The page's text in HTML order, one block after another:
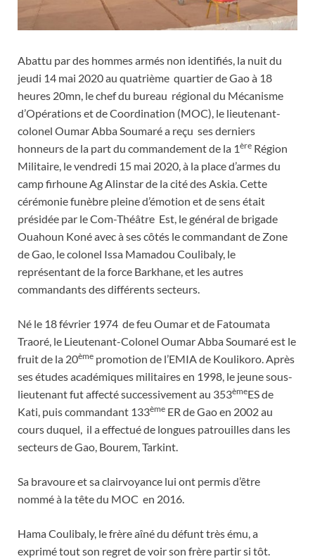
Abattu par des hommes armés non identifiés, la nuit du
jeudi 14 mai 2020 au quatrième quartier de Gao à 18
heures 20mn, le chef du bureau régional du Mécanisme
d’Opérations et de Coordination (MOC), le lieutenant-
colonel Oumar Abba Soumaré a reçu ses derniers
honneurs de la part du commandement de la 1ère Région
Militaire, le vendredi 15 mai 2020, à la place d’armes du
camp firhoune Ag Alinstar de la cité des Askia. Cette
cérémonie funèbre pleine d’émotion et de sens était
présidée par le Com-Théâtre Est, le général de brigade
Ouahoun Koné avec à ses côtés le commandant de Zone
de Gao, le colonel Issa Mamadou Coulibaly, le
représentant de la force Barkhane, et les autres
commandants des différents secteurs.
Né le 18 février 1974 de feu Oumar et de Fatoumata
Traoré, le Lieutenant-Colonel Oumar Abba Soumaré est le
fruit de la 20ème promotion de l’EMIA de Koulikoro. Après
ses études académiques militaires en 1998, le jeune sous-
lieutenant fut affecté successivement au 353èmeES de
Kati, puis commandant 133ème ER de Gao en 2002 au
cours duquel, il a effectué de longues patrouilles dans les
secteurs de Gao, Bourem, Tarkint.
Sa bravoure et sa clairvoyance lui ont permis d’être
nommé à la tête du MOC en 2016.
Hama Coulibaly, le frère aîné du défunt très ému, a
exprimé tout son regret de voir son frère partir si tôt.